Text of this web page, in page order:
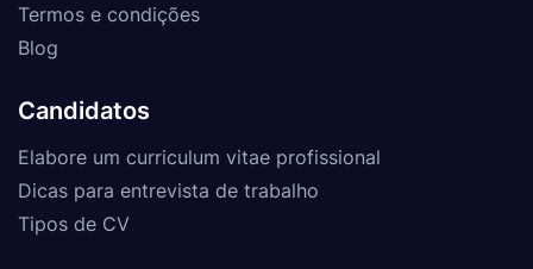
Termos e condições
Blog
Candidatos
Elabore um curriculum vitae profissional
Dicas para entrevista de trabalho
Tipos de CV